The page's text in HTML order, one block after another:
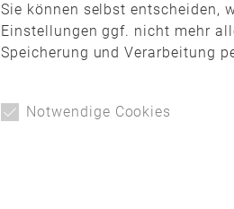
Sie können selbst entscheiden,
Einstellungen ggf. nicht mehr
Speicherung und Verarbeitung
Notwendige Cookies